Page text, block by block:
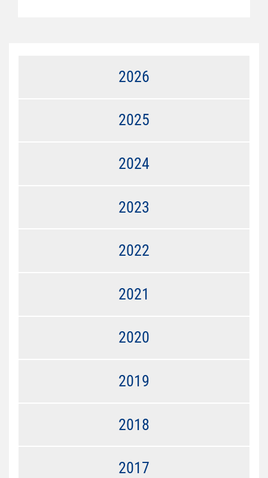
2026
2025
2024
2023
2022
2021
2020
2019
2018
2017